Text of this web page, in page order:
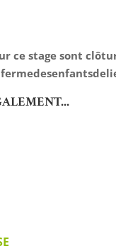
ce stage sont